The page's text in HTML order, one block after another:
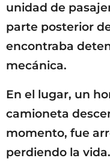
unidad de
parte posterior
encontraba
mecánica.
En el lugar, un
camioneta
momento, fue
perdiendo la